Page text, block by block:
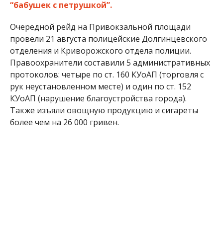
“бабушек с петрушкой”.
Очередной рейд на Привокзальной площади
провели 21 августа полицейские Долгинцевского
отделения и Криворожского отдела полиции.
Правоохранители составили 5 административных
протоколов: четыре по ст. 160 КУоАП (торговля с
рук неустановленном месте) и один по ст. 152
КУоАП (нарушение благоустройства города).
Также изъяли овощную продукцию и сигареты
более чем на 26 000 гривен.